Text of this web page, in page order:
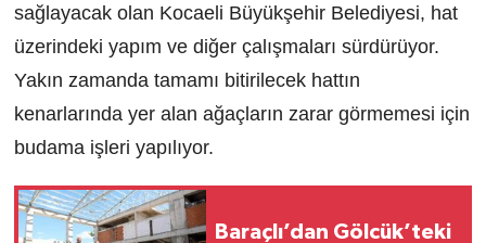
sağlayacak olan Kocaeli Büyükşehir Belediyesi, hat
üzerindeki yapım ve diğer çalışmaları sürdürüyor.
Yakın zamanda tamamı bitirilecek hattın
kenarlarında yer alan ağaçların zarar görmemesi için
budama işleri yapılıyor.
Baraçlı’dan Gölcük’teki